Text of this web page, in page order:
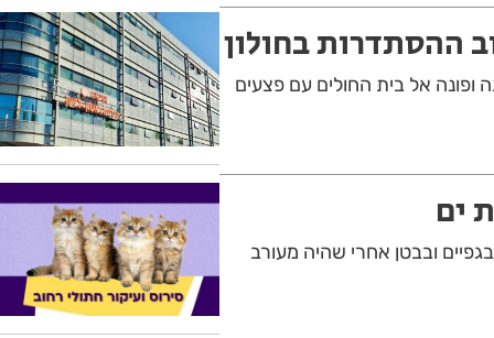
ההסתדרות בחולון
ופונה אל בית החולים עם פצעים
ים
חבלות בגפיים ובבטן אחרי שהיה מעורב